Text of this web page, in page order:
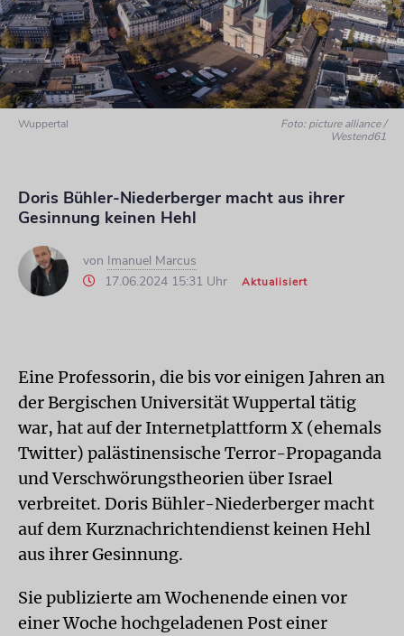
Wuppertal
Foto: picture alliance /
Westend61
Doris Bühler-Niederberger macht aus ihrer
Gesinnung keinen Hehl
von Imanuel Marcus
17.06.2024 15:31 Uhr
Aktualisiert
Eine Professorin, die bis vor einigen Jahren an
der Bergischen Universität Wuppertal tätig
war, hat auf der Internetplattform X (ehemals
Twitter) palästinensische Terror-Propaganda
und Verschwörungstheorien über Israel
verbreitet. Doris Bühler-Niederberger macht
auf dem Kurznachrichtendienst keinen Hehl
aus ihrer Gesinnung.
Sie publizierte am Wochenende einen vor
einer Woche hochgeladenen Post einer